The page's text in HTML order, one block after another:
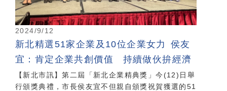
2024/9/12
新北精選51家企業及10位企業女力 侯友
宜：肯定企業共創價值 持續做伙拚經濟
【新北市訊】第二屆「新北企業精典獎」今(12)日舉
行頒獎典禮，市長侯友宜不但親自頒獎祝賀獲選的51